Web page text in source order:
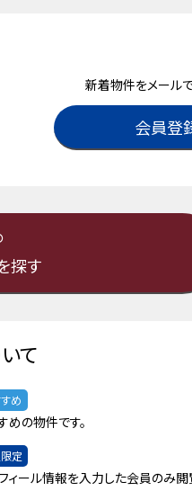
新着物件をメール
会員登
探す
て
め
めの物件です。
定
ィール情報を入力した会員のみ閲